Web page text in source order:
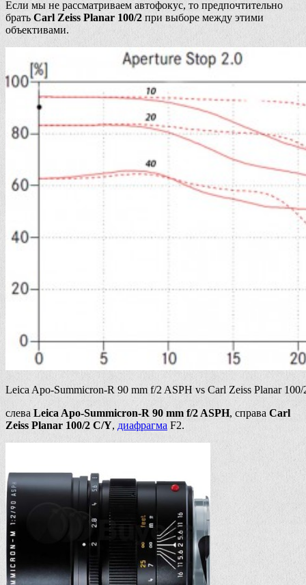
Если мы не рассматриваем автофокус, то предпочтительно
брать Carl Zeiss Planar 100/2 при выборе между этими
объективами.
Leica Apo-Summicron-R 90 mm f/2 ASPH vs Carl Zeiss Planar
слева Leica Apo-Summicron-R 90 mm f/2 ASPH, справа Carl
Zeiss Planar 100/2 C/Y, диафрагма F2.